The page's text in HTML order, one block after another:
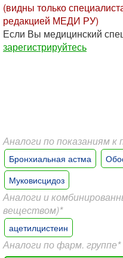
(видны только
редакцией МЕДИ РУ)
Если Вы медицинский
зарегистрируйтесь
Аналоги по показаниям к
Бронхиальная астма
Муковисцидоз
Аналоги и
веществом)*
ацетилцистеин
Аналоги по фарм. группе*